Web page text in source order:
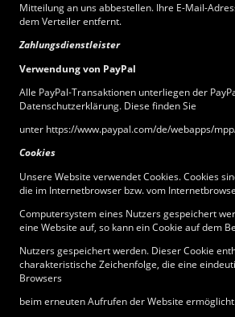
Mitteilung an uns abbestellen. Ihre E-Mail-
dem Verteiler entfernt.
Zahlungsdienstleister
Verwendung von PayPal
Alle PayPal-Transaktionen unterliegen der
Datenschutzerklärung. Diese finden Sie
unter https://www.paypal.com/de/webapps/
Cookies
Unsere Website verwendet Cookies. Cookies
die im Internetbrowser bzw. vom
Computersystem eines Nutzers gespeichert
eine Website auf, so kann ein Cookie auf dem
Nutzers gespeichert werden. Dieser Cookie
charakteristische Zeichenfolge, die eine
Browsers
beim erneuten Aufrufen der Website